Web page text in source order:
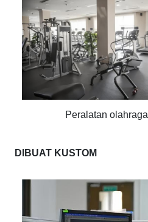
Peralatan olahraga
DIBUAT KUSTOM